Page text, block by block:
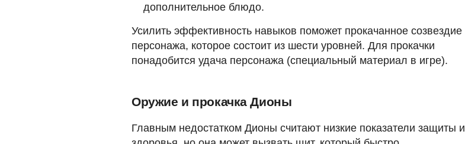
дополнительное блюдо.
Усилить эффективность навыков поможет прокачанное созвездие
персонажа, которое состоит из шести уровней. Для прокачки
понадобится удача персонажа (специальный материал в игре).
Оружие и прокачка Дионы
Главным недостатком Дионы считают низкие показатели защиты и